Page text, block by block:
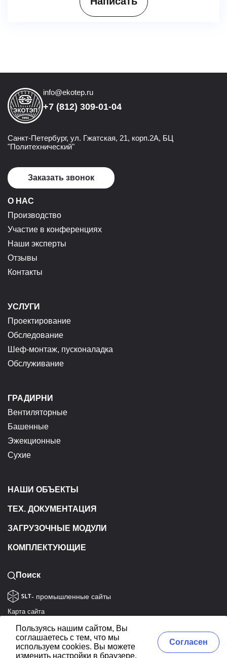
Пользуясь нашим сайтом, Вы
соглашаетесь с тем, что мы
используем cookies. Вы можете
изменить настройки в браузере.
Согласен
info@ekotep.ru
+7 (812) 309-01-04
Санкт-Петербург, ул. Гжатская, 21, корп.2А, БЦ
"Политехнический"
Заказать звонок
О НАС
Производство
Участие в конференциях
Наши эксперты
Отзывы
Контакты
УСЛУГИ
Проектирование
Обследование
Шеф-монтаж, пусконаладка
Обслуживание
ГРАДИРНИ
Вентиляторные
Башенные
Эжекционные
Сухие
НАШИ ОБЪЕКТЫ
ТЕХ. ДОКУМЕНТАЦИЯ
ЗАГРУЗОЧНЫЕ МОДУЛИ
КОМПЛЕКТУЮЩИЕ
Поиск
- промышленные сайты
Карта сайта
Политика конфиденциальности
Согласие на обработку данных
ЭКОТЭП © 1992-2026. Все права защищены